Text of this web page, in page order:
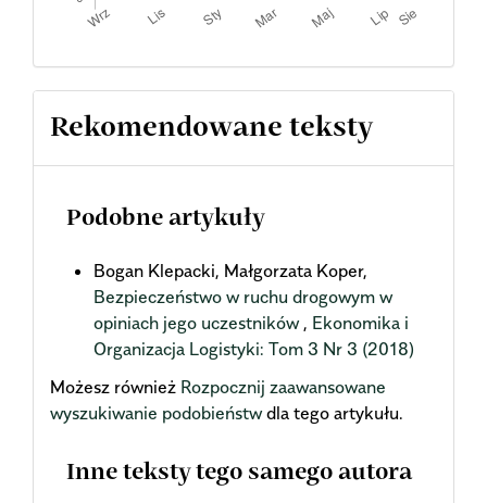
Rekomendowane teksty
Podobne artykuły
Bogan Klepacki, Małgorzata Koper,
Bezpieczeństwo w ruchu drogowym w
opiniach jego uczestników, Ekonomika i
Organizacja Logistyki: Tom 3 Nr 3 (2018)
Możesz również Rozpocznij zaawansowane
wyszukiwanie podobieństwdla tego artykułu.
Inne teksty tego samego autora